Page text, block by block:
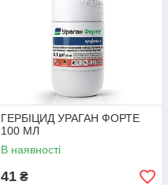
ГЕРБІЦИД УРАГАН ФОРТЕ
100 МЛ
В наявності
41 ₴